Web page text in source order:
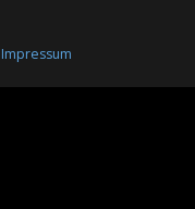
Impressum